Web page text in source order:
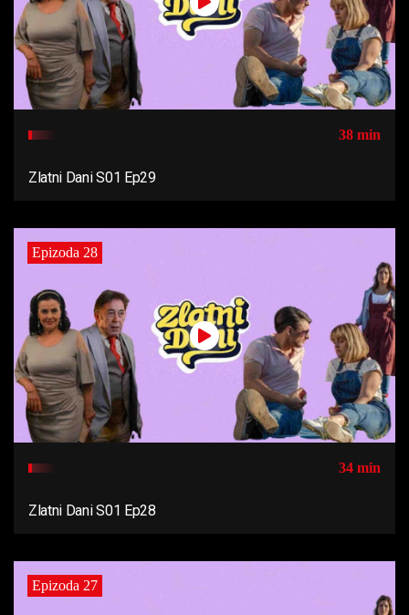
38 min
Zlatni Dani S01 Ep29
Epizoda 28
34 min
Zlatni Dani S01 Ep28
Epizoda 27